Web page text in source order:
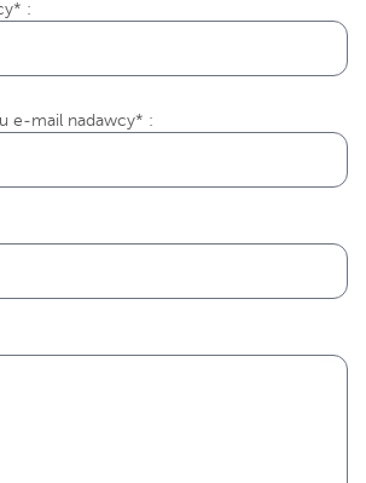
:
e-mail nadawcy* :